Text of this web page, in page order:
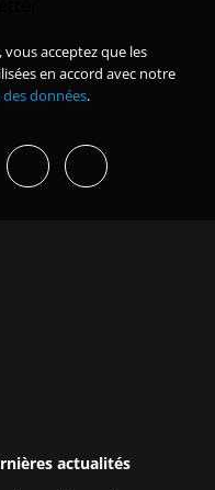
acceptez que les
en accord avec notre
données.
actualités